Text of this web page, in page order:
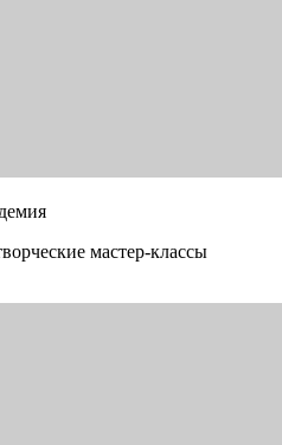
мастер-классы